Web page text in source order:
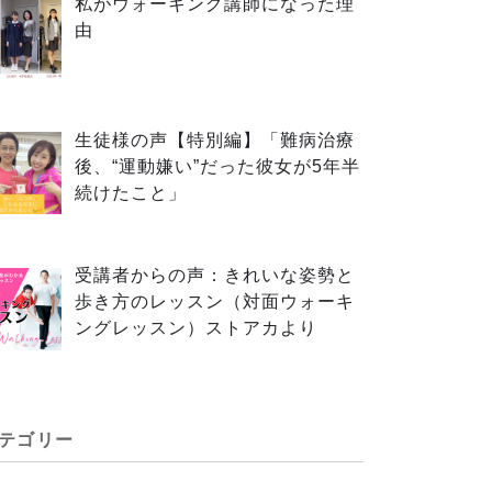
由
生徒様の声【特別編】「難病治療
後、“運動嫌い”だった彼女が5年半
続けたこと」
受講者からの声：きれいな姿勢と
歩き方のレッスン（対面ウォーキ
ングレッスン）ストアカより
ゴリー